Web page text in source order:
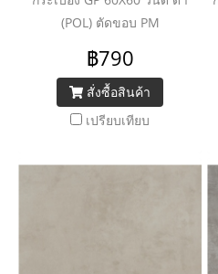
(POL) ตัดขอบ PM
฿790
สั่งซื้อสินค้า
เปรียบเทียบ